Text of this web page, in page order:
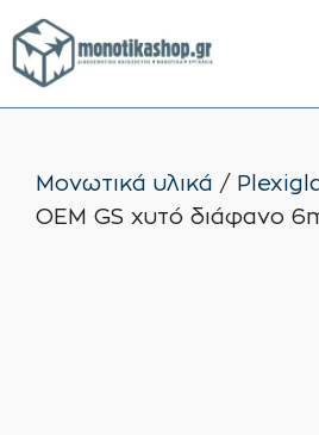
Μετάβαση
σε
περιεχόμενο
Μονωτικά υλικά /
OEM GS χυτό διάφανο